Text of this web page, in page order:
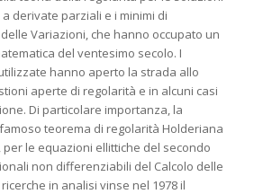
derivate parziali e i minimi di
Variazioni, che hanno occupato un
del ventesimo secolo. I
hanno aperto la strada allo
aperte di regolarità e in alcuni casi
Di particolare importanza, la
teorema di regolarità Holderiana
per le equazioni ellittiche del secondo
non differenziabili del Calcolo delle
in analisi vinse nel 1978 il